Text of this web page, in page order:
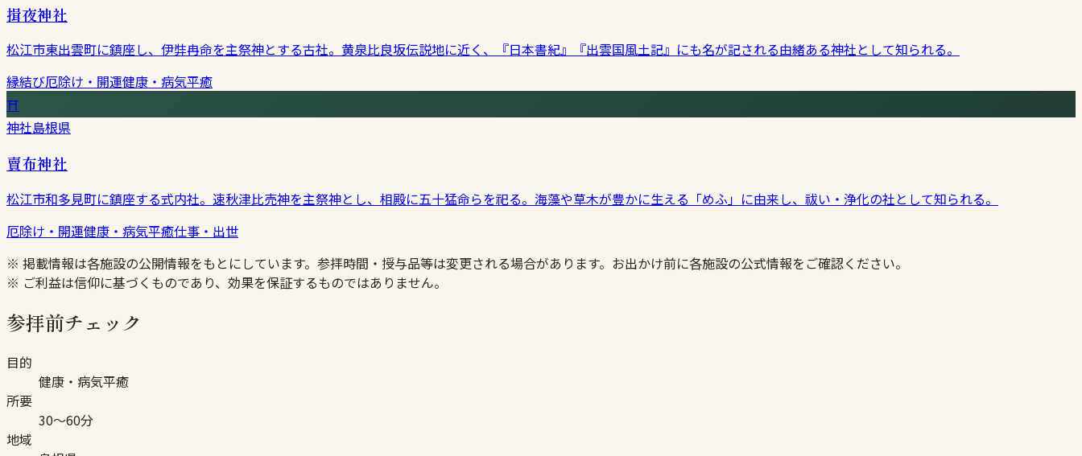
揖夜神社
松江市東出雲町に鎮座し、伊弉冉命を主祭神とする古社。黄泉比良坂伝説地に近く、『日本書紀』『出雲国風土記』にも名が記される由緒ある神社として知られる。
縁結び厄除け・開運健康・病気平癒
⛩
神社島根県
賣布神社
松江市和多見町に鎮座する式内社。速秋津比売神を主祭神とし、相殿に五十猛命らを祀る。海藻や草木が豊かに生える「めふ」に由来し、祓い・浄化の社として知られる。
厄除け・開運健康・病気平癒仕事・出世
※ 掲載情報は各施設の公開情報をもとにしています。参拝時間・授与品等は変更される場合があります。お出かけ前に各施設の公式情報をご確認ください。
※ ご利益は信仰に基づくものであり、効果を保証するものではありません。
参拝前チェック
目的
健康・病気平癒
所要
30〜60分
地域